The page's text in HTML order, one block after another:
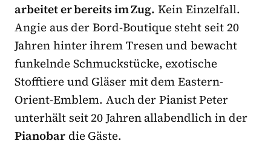
arbeitet er bereits im Zug. Kein Einzelfall.
Angie aus der Bord-Boutique steht seit 20
Jahren hinter ihrem Tresen und bewacht
funkelnde Schmuckstücke, exotische
Stofftiere und Gläser mit dem Eastern-
Orient-Emblem. Auch der Pianist Peter
unterhält seit 20 Jahren allabendlich in der
Pianobar die Gäste.